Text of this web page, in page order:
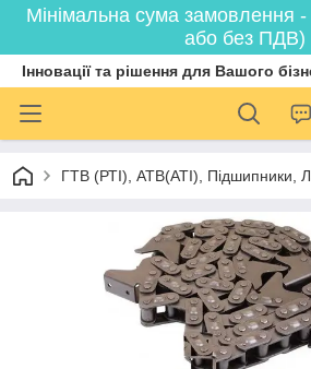
Мінімальна сума замовлення
або без ПДВ)
Інновації та рішення для Вашого
ГТВ (РТI), АТВ(АТI), Пiдшипники,